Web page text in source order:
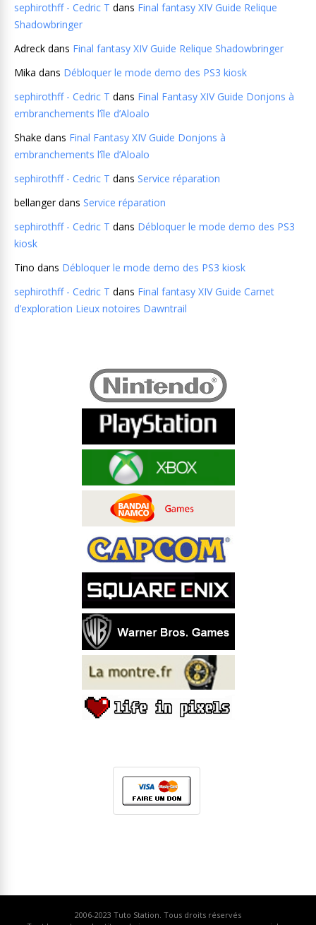
sephirothff - Cedric T dans Final fantasy XIV Guide Relique
Shadowbringer
Adreck dans Final fantasy XIV Guide Relique Shadowbringer
Mika dans Débloquer le mode demo des PS3 kiosk
sephirothff - Cedric T dans Final Fantasy XIV Guide Donjons à
embranchements l’île d’Aloalo
Shake dans Final Fantasy XIV Guide Donjons à
embranchements l’île d’Aloalo
sephirothff - Cedric T dans Service réparation
bellangerdans Service réparation
sephirothff - Cedric T dans Débloquer le mode demo des PS3
kiosk
Tino dans Débloquer le mode demo des PS3 kiosk
sephirothff - Cedric T dans Final fantasy XIV Guide Carnet
d’exploration Lieux notoires Dawntrail
2006-2023 Tuto Station. Tous droits réservés